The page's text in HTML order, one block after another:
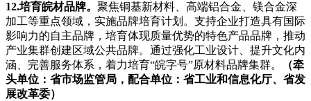
12.培育皖材品牌。 聚焦铜基新材料、高端铝合金、镁合金深
加工等重点领域，实施品牌培育计划。支持企业打造具有国际
影响力的自主品牌，培育体现质量优势的特色产品品牌，推动
产业集群创建区域公共品牌。通过强化工业设计、提升文化内
涵、完善服务体系，着力培育“皖字号”原材料品牌集群。
（牵
头单位：省市场监管局，配合单位：省工业和信息化厅、省发
展改革委）